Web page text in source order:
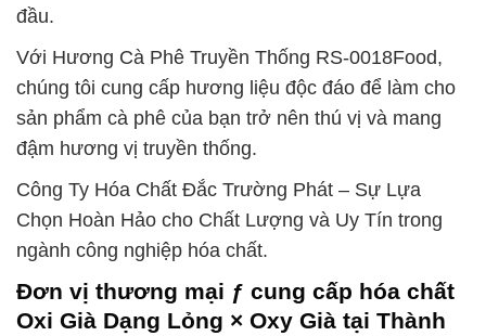
đầu.
Với Hương Cà Phê Truyền Thống RS-0018Food,
chúng tôi cung cấp hương liệu độc đáo để làm cho
sản phẩm cà phê của bạn trở nên thú vị và mang
đậm hương vị truyền thống.
Công Ty Hóa Chất Đắc Trường Phát – Sự Lựa
Chọn Hoàn Hảo cho Chất Lượng và Uy Tín trong
ngành công nghiệp hóa chất.
Đơn vị thương mại ƒ cung cấp hóa chất
Oxi Già Dạng Lỏng × Oxy Già tại Thành